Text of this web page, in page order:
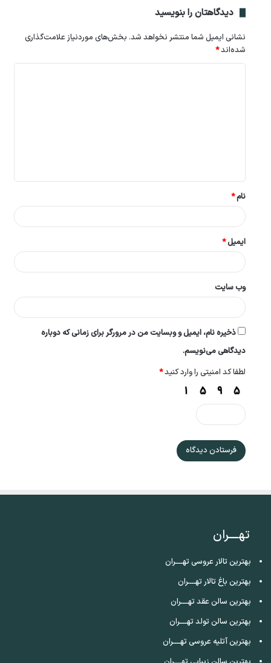
دیدگاهتان را بنویسید
نشانی ایمیل شما منتشر نخواهد شد. بخش‌های موردنیاز علامت‌گذاری
شده‌اند*
*
نام*
ایمیل*
وب‌ سایت
ذخیره نام، ایمیل و وبسایت من در مرورگر برای زمانی که دوباره
دیدگاهی می‌نویسم.
لطفا کد امنیتی را وارد کنید*
تهــــران
بهترین تالار عروسی تهــــران
بهترین باغ تالار تهــــران
بهترین سالن عقد تهــــران
بهترین سالن تولد تهــــران
بهترین آتلیه عروسی تهــــران